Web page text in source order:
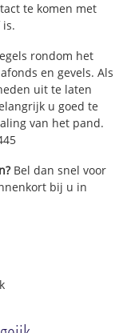
te komen met
rondom het
en gevels. Als
uit te laten
u goed te
van het pand.
Bel dan snel voor
bij u in